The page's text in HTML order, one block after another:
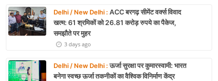
Delhi / New Delhi : ACC बरगढ़ सीमेंट वर्क्स विवाद
खत्म: 61 श्रमिकों को 26.81 करोड़ रुपये का पैकेज,
समझौते पर मुहर
3 days ago
Delhi / New Delhi :ऊर्जा सुरक्षा पर कुमारस्वामी: भारत
बनेगा स्वच्छ ऊर्जा तकनीकों का वैश्विक विनिर्माण केंद्र